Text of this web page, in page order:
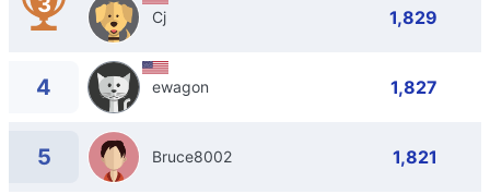
Cj 1,829
4 ewagon 1,827
5 Bruce8002 1,821